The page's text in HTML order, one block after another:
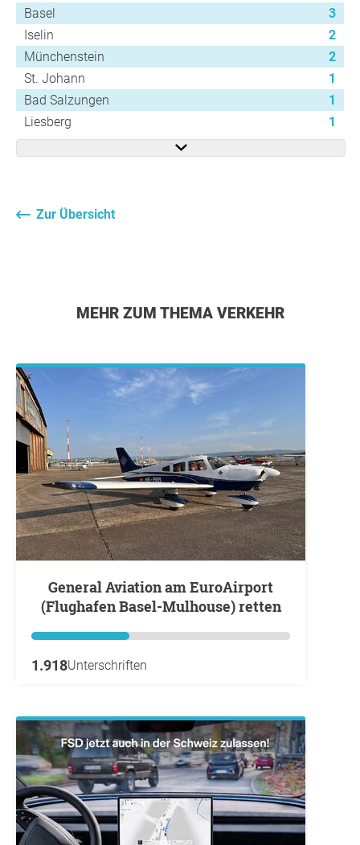
Basel
3
Iselin
2
Münchenstein
2
St. Johann
1
Bad Salzungen
1
Liesberg
1
Zur Übersicht
MEHR ZUM THEMA VERKEHR
General Aviation am EuroAirport
(Flughafen Basel-Mulhouse) retten
1.918Unterschriften